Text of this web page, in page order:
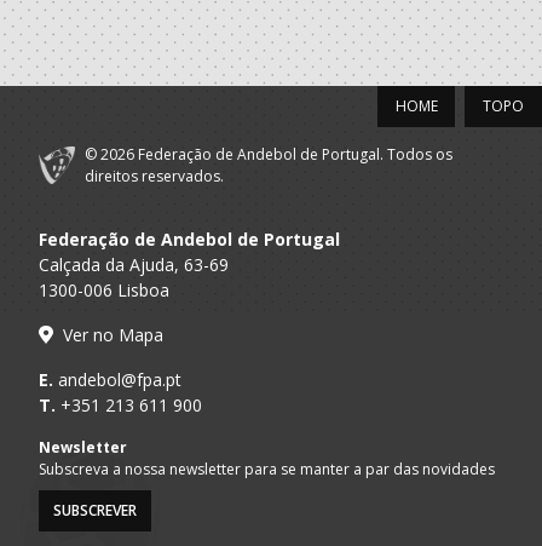
TOPO
HOME
© 2026 Federação de Andebol de Portugal. Todos os
direitos reservados.
Federação de Andebol de Portugal
Calçada da Ajuda, 63-69
1300-006 Lisboa
Ver no Mapa
E. andebol@fpa.pt
T. +351 213 611 900
Newsletter
Subscreva a nossa newsletter para se manter a par das novidades
SUBSCREVER